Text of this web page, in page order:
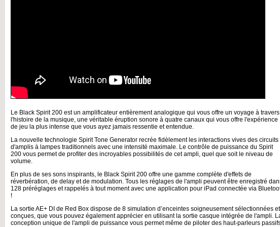
Le Black Spirit 200 est un amplificateur entièrement analogique qui vous offre un voyage à travers
l'histoire de la musique, une véritable éruption sonore à quatre canaux qui vous offre l'expérience
de jeu la plus intense que vous ayez jamais ressentie et entendue.
La nouvelle technologie Spirit Tone Generator recrée fidèlement les interactions vives des circuits
d'amplis à lampes traditionnels avec une intensité maximale. Le contrôle de puissance du Spirit
200 vous permet de profiter des incroyables possibilités de cet ampli, quel que soit le niveau de
volume.
En plus de ses sons inspirants, le Black Spirit 200 offre une gamme complète d'effets de
réverbération, de delay et de modulation. Tous les réglages de l'ampli peuvent être enregistré
128 préréglages et rappelés à tout moment avec une application pour iPad connectée via
!
La sortie AE+ DI de Red Box dispose de 8 simulation d’enceintes soigneusement sélectionnées et
conçues, que vous pouvez également apprécier en utilisant la sortie casque intégrée de l'ampli.
conception unique de l'ampli de puissance vous permet même de piloter des haut-parleurs